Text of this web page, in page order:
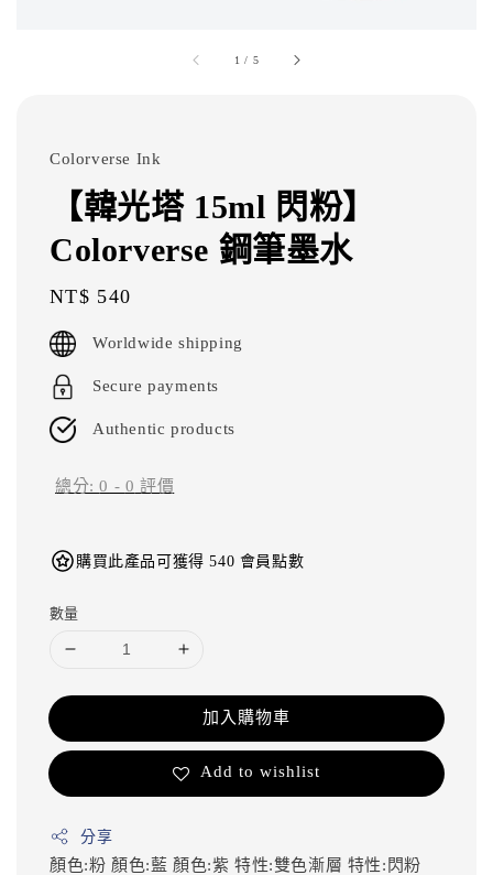
1 / 5
Colorverse Ink
【韓光塔 15ml 閃粉】
Colorverse 鋼筆墨水
Regular
price
NT$ 540
Worldwide shipping
Secure payments
Authentic products
總分:0 - 0 評價
購買此產品可獲得 540 會員點數
數量
加入購物車
Add to wishlist
分享
顏色:粉 顏色:藍 顏色:紫 特性:雙色漸層 特性:閃粉